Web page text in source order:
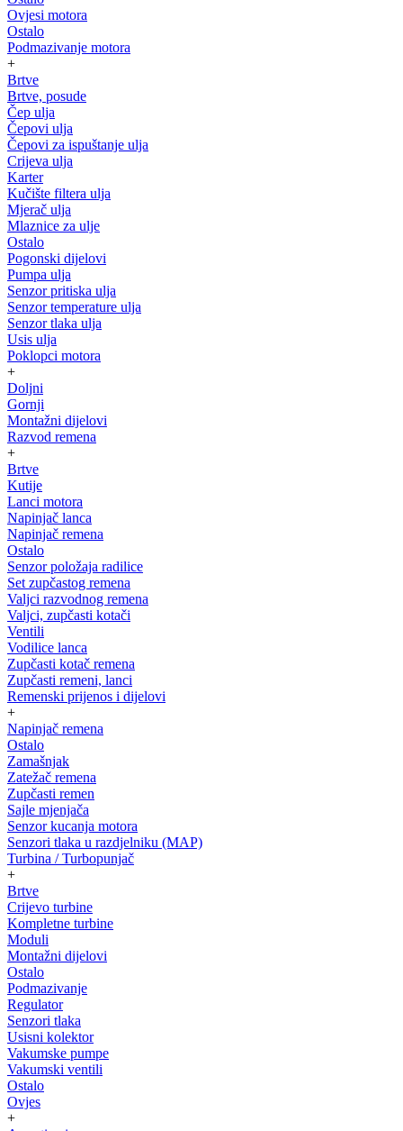
Ovjesi motora
Ostalo
Podmazivanje motora
+
Brtve
Brtve, posude
Čep ulja
Čepovi ulja
Čepovi za ispuštanje ulja
Crijeva ulja
Karter
Kučište filtera ulja
Mjerač ulja
Mlaznice za ulje
Ostalo
Pogonski dijelovi
Pumpa ulja
Senzor pritiska ulja
Senzor temperature ulja
Senzor tlaka ulja
Usis ulja
Poklopci motora
+
Doljni
Gornji
Montažni dijelovi
Razvod remena
+
Brtve
Kutije
Lanci motora
Napinjač lanca
Napinjač remena
Ostalo
Senzor položaja radilice
Set zupčastog remena
Valjci razvodnog remena
Valjci, zupčasti kotači
Ventili
Vodilice lanca
Zupčasti kotač remena
Zupčasti remeni, lanci
Remenski prijenos i dijelovi
+
Napinjač remena
Ostalo
Zamašnjak
Zatežač remena
Zupčasti remen
Sajle mjenjača
Senzor kucanja motora
Senzori tlaka u razdjelniku (MAP)
Turbina / Turbopunjač
+
Brtve
Crijevo turbine
Kompletne turbine
Moduli
Montažni dijelovi
Ostalo
Podmazivanje
Regulator
Senzori tlaka
Usisni kolektor
Vakumske pumpe
Vakumski ventili
Ostalo
Ovjes
+